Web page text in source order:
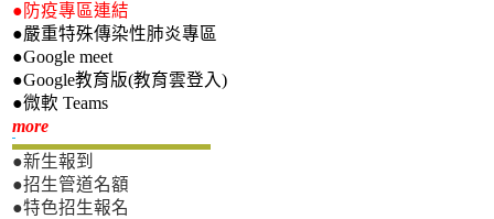
●防疫專區連結
●嚴重特殊傳染性肺炎專區
●Google meet
●Google教育版(教育雲登入)
●微軟 Teams
more新生專區
●新生報到
●招生管道名額
●特色招生報名